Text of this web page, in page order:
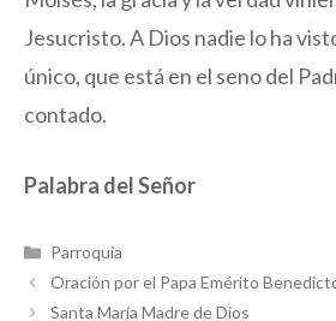
Jesucristo. A Dios nadie lo ha
único, que está en el seno del
contado.
Palabra del Señor
Categorías
Parroquia
Oración por el Papa Emérito
Santa María Madre de Dios